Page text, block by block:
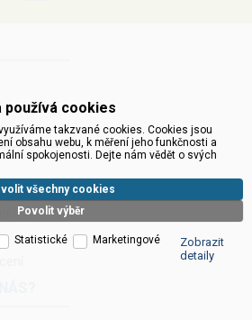
údajů
používá cookies
takzvané cookies. Cookies jsou
obsahu webu, k měření jeho funkčnosti a
spokojenosti. Dejte nám vědět o svých
Povolit výběr
všechny cookies
Statistické
Marketingové
Zobrazit
detaily